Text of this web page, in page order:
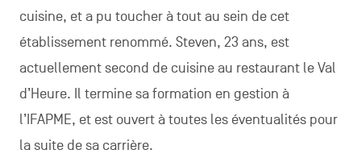
cuisine, et a pu toucher à tout au sein de cet
établissement renommé. Steven, 23 ans, est
actuellement second de cuisine au restaurant le Val
d’Heure. Il termine sa formation en gestion à
l’IFAPME, et est ouvert à toutes les éventualités pour
la suite de sa carrière.